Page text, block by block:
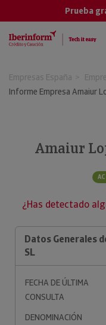
Prueba
Empresas España
Informe Empresa Amaiur
Amaiur
¿Has detectado
Datos Generales
SL
FECHA DE ÚLTIMA
CONSULTA
DENOMINACIÓN